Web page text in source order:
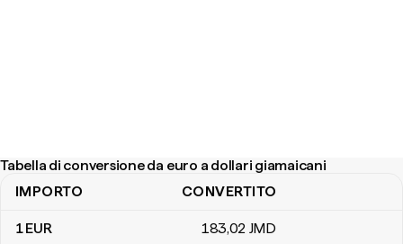
Tabella di conversione da euro a dollari giamaicani
Tabella di conversione da euro a dollari giamaicani
IMPORTO CONVERTITO
1EUR 183,02 JMD